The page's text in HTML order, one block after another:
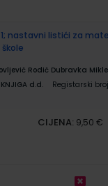
1; nastavni listići za
Rodić Dubravka
KNJIGA d.d. Registarski
CIJENA: 9,50 €